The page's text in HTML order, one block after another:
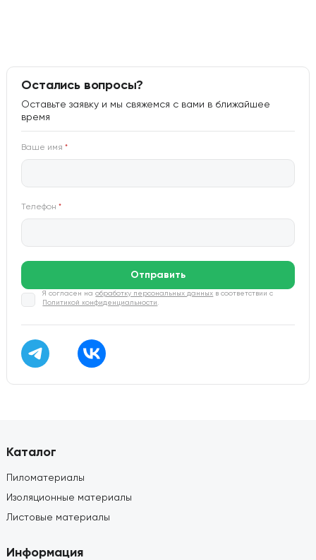
Остались вопросы?
Оставьте заявку и мы свяжемся с вами в ближайшее
время
Ваше имя*
Телефон*
Отправить
Я согласен наобработку персональных данных в соответствии с
Политикой конфиденциальности
Каталог
Пиломатериалы
Изоляционные материалы
Листовые материалы
Информация